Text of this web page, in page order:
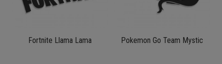
Fortnite Llama Lama Pokemon Go Team Mystic